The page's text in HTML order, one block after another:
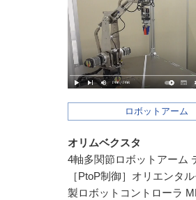
ロボットアーム
オリムベクスタ
4軸多関節ロボットアーム
［PtoP制御］オリエンタ
製ロボットコントローラ